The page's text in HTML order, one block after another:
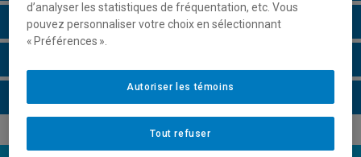
Horaire - Été 2026
d’analyser les statistiques de fréquentation, etc. Vous
pouvez personnaliser votre choix en sélectionnant
« Préférences ».
Tout refuser
Autoriser les témoins